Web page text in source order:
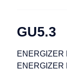
GU5.3
ENERGIZER
ENERGIZER